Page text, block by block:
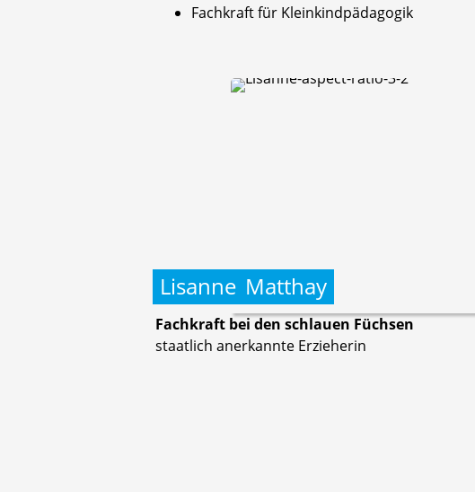
Fachkraft für Kleinkindpädagogik
Lisanne Matthay
Fachkraft bei den schlauen Füchsen
staatlich anerkannte Erzieherin